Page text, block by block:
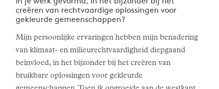
creëren van rechtvaardige oplossingen voor
gekleurde gemeenschappen?
Mijn persoonlijke ervaringen hebben mijn benadering
van klimaat- en milieurechtvaardigheid diepgaand
beïnvloed, in het bijzonder bij het creëren van
bruikbare oplossingen voor gekleurde